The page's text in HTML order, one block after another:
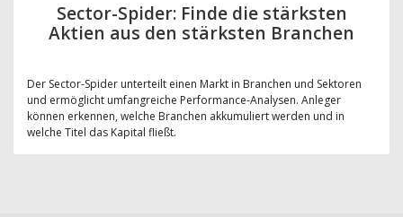
Sector-Spider: Finde die stärksten
Aktien aus den stärksten Branchen
Der Sector-Spider unterteilt einen Markt in Branchen und Sektoren
und ermöglicht umfangreiche Performance-Analysen. Anleger
können erkennen, welche Branchen akkumuliert werden und in
welche Titel das Kapital fließt.